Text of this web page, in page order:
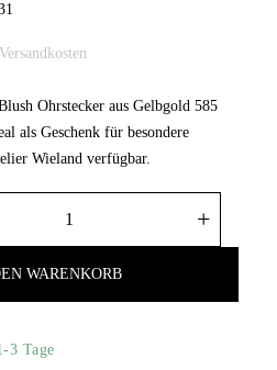
Versandkosten
Ohrstecker aus Gelbgold 585
als Geschenk für besondere
Wieland verfügbar.
Ohrstecker aus Gelbgold 585 mit
WARENKORB
3 Tage